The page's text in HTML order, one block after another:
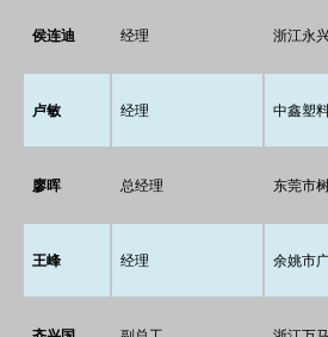
侯连迪 经理 浙江永
卢敏 经理 中鑫塑
廖晖 总经理 东莞市
王峰 经理 余姚市